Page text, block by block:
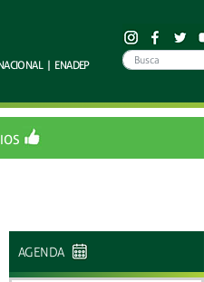
| ENADEP
AGENDA